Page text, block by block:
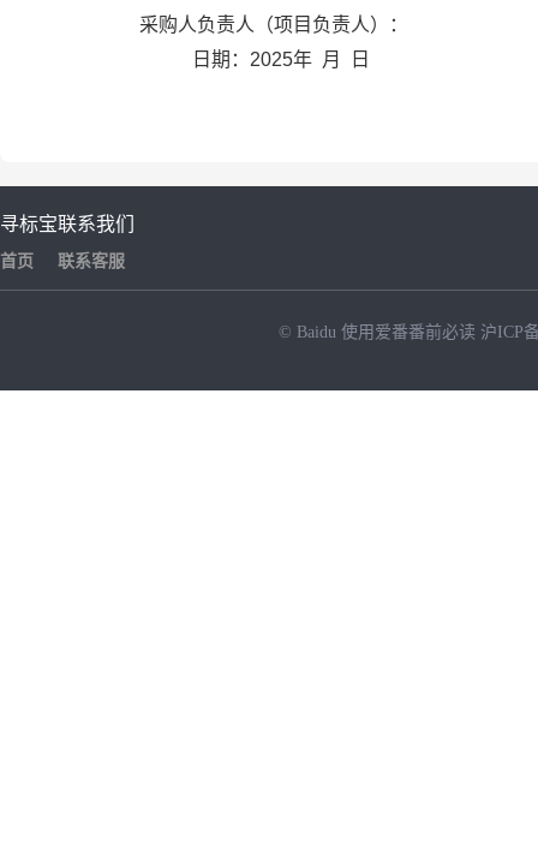
采购人负责人（项目负责人）：
日期： 2025年 月 日
寻标宝
首页
联系我们
联系客服
© Baidu 使用爱番番前必读 沪ICP